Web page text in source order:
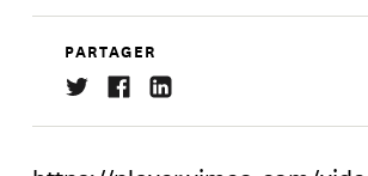
PARTAGER